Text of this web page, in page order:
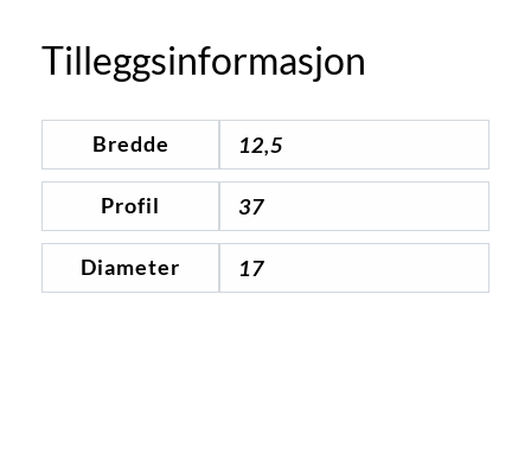
Tilleggsinformasjon
Bredde 12,5
Profil 37
Diameter 17